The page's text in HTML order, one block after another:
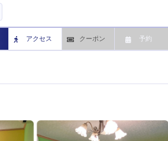
アクセス クーポン 予約